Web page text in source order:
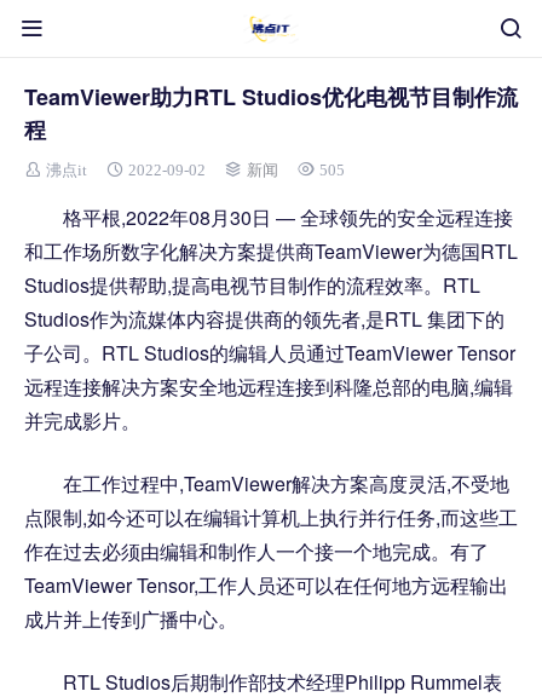
TeamViewer助力RTL Studios优化电视节目制作流
程
沸点it 2022-09-02 新闻 505
格平根,2022年08月30日 — 全球领先的安全远程连接
和工作场所数字化解决方案提供商TeamViewer为德国RTL
Studios提供帮助,提高电视节目制作的流程效率。RTL
Studios作为流媒体内容提供商的领先者,是RTL 集团下的
子公司。RTL Studios的编辑人员通过TeamViewer Tensor
远程连接解决方案安全地远程连接到科隆总部的电脑,编辑
并完成影片。
在工作过程中,TeamViewer解决方案高度灵活,不受地
点限制,如今还可以在编辑计算机上执行并行任务,而这些工
作在过去必须由编辑和制作人一个接一个地完成。有了
TeamViewer Tensor,工作人员还可以在任何地方远程输出
成片并上传到广播中心。
RTL Studios后期制作部技术经理Philipp Rummel表